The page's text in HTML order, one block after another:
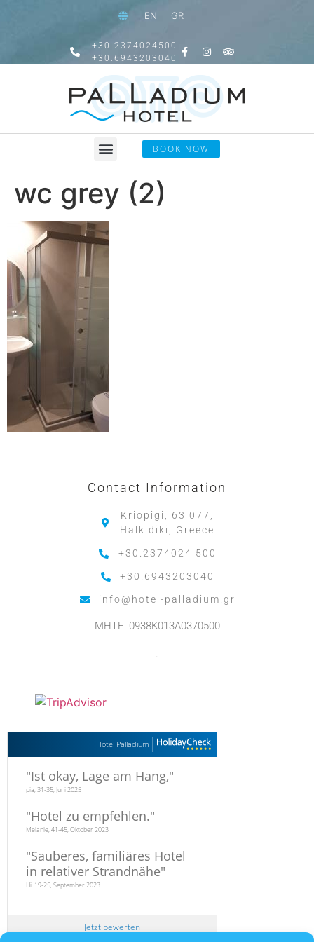
EN GR
+30.2374024500
+30.6943203040
BOOK NOW
wc grey (2)
Contact Information
Kriopigi, 63 077,
Halkidiki, Greece
+30.2374024 500
+30.6943203040
info@hotel-palladium.gr
MHTE: 0938K013A0370500
.
Hotel Palladium
"Ist okay, Lage am Hang,"
pia, 31-35, Juni 2025
"Hotel zu empfehlen."
Melanie, 41-45, Oktober 2023
"Sauberes, familiäres Hotel
in relativer Strandnähe"
Hi, 19-25, September 2023
Jetzt bewerten